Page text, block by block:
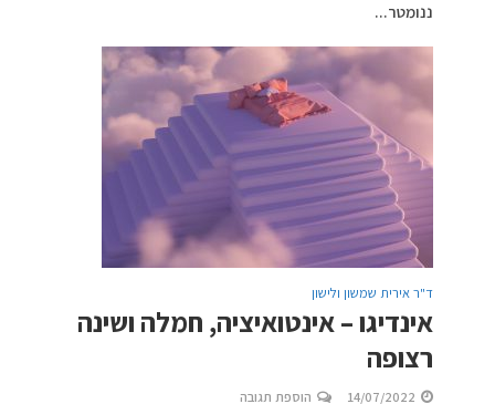
ננומטר...
ד"ר אירית שמשון ולישון
אינדיגו – אינטואיציה, חמלה ושינה
רצופה
14/07/2022 הוספת תגובה